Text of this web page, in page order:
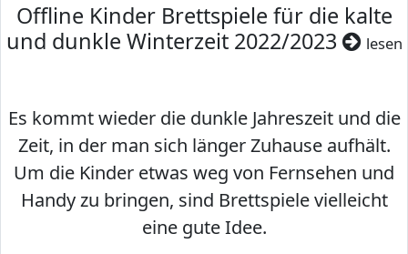
Offline Kinder Brettspiele für die kalte
und dunkle Winterzeit 2022/2023
lesen
Es kommt wieder die dunkle Jahreszeit und die
Zeit, in der man sich länger Zuhause aufhält.
Um die Kinder etwas weg von Fernsehen und
Handy zu bringen, sind Brettspiele vielleicht
eine gute Idee.